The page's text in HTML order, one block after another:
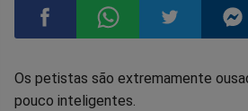
CompartilharCompartilhar
Os petistas são extremamente
pouco inteligentes.